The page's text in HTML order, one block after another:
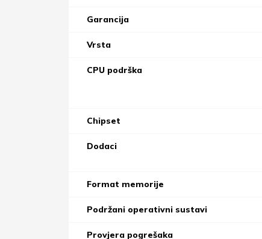
Garancija
Vrsta
CPU podrška
Chipset
Dodaci
Format memorije
Podržani operativni sustavi
Provjera pogrešaka